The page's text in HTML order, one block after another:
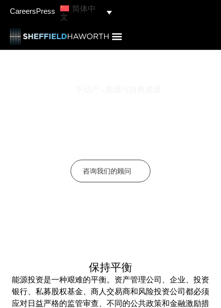
CareersPress
简体中
文
咨询我们的顾问
保持平衡
能源投资是一种艰难的平衡。资产管理公司、企业、投资
银行、私募股权基金、商人交易商和风险投资公司都必须
应对日益严格的监管审查、不同的公共政策和金融激励措